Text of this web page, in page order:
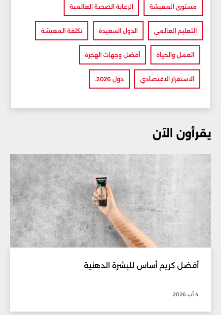
مستوى المعيشة الرعاية الصحية العالمية
التعليم العالمي الدول السعيدة تكلفة المعيشة
العمل والحياة أفضل وجهات الهجرة
الاستقرار الاقتصادي دول 2026.
يقرأون الآن
أفضل كريم أساس للبشرة الدهنية
4 آب 2026